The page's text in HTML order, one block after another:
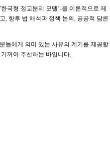
국형 정교분리 모델’-을 이론적으로 제
, 향후 법 해석과 정책 논의, 공공적 담론
들에게 의미 있는 사유의 계기를 제공할
꺼이 추천하는 바입니다.